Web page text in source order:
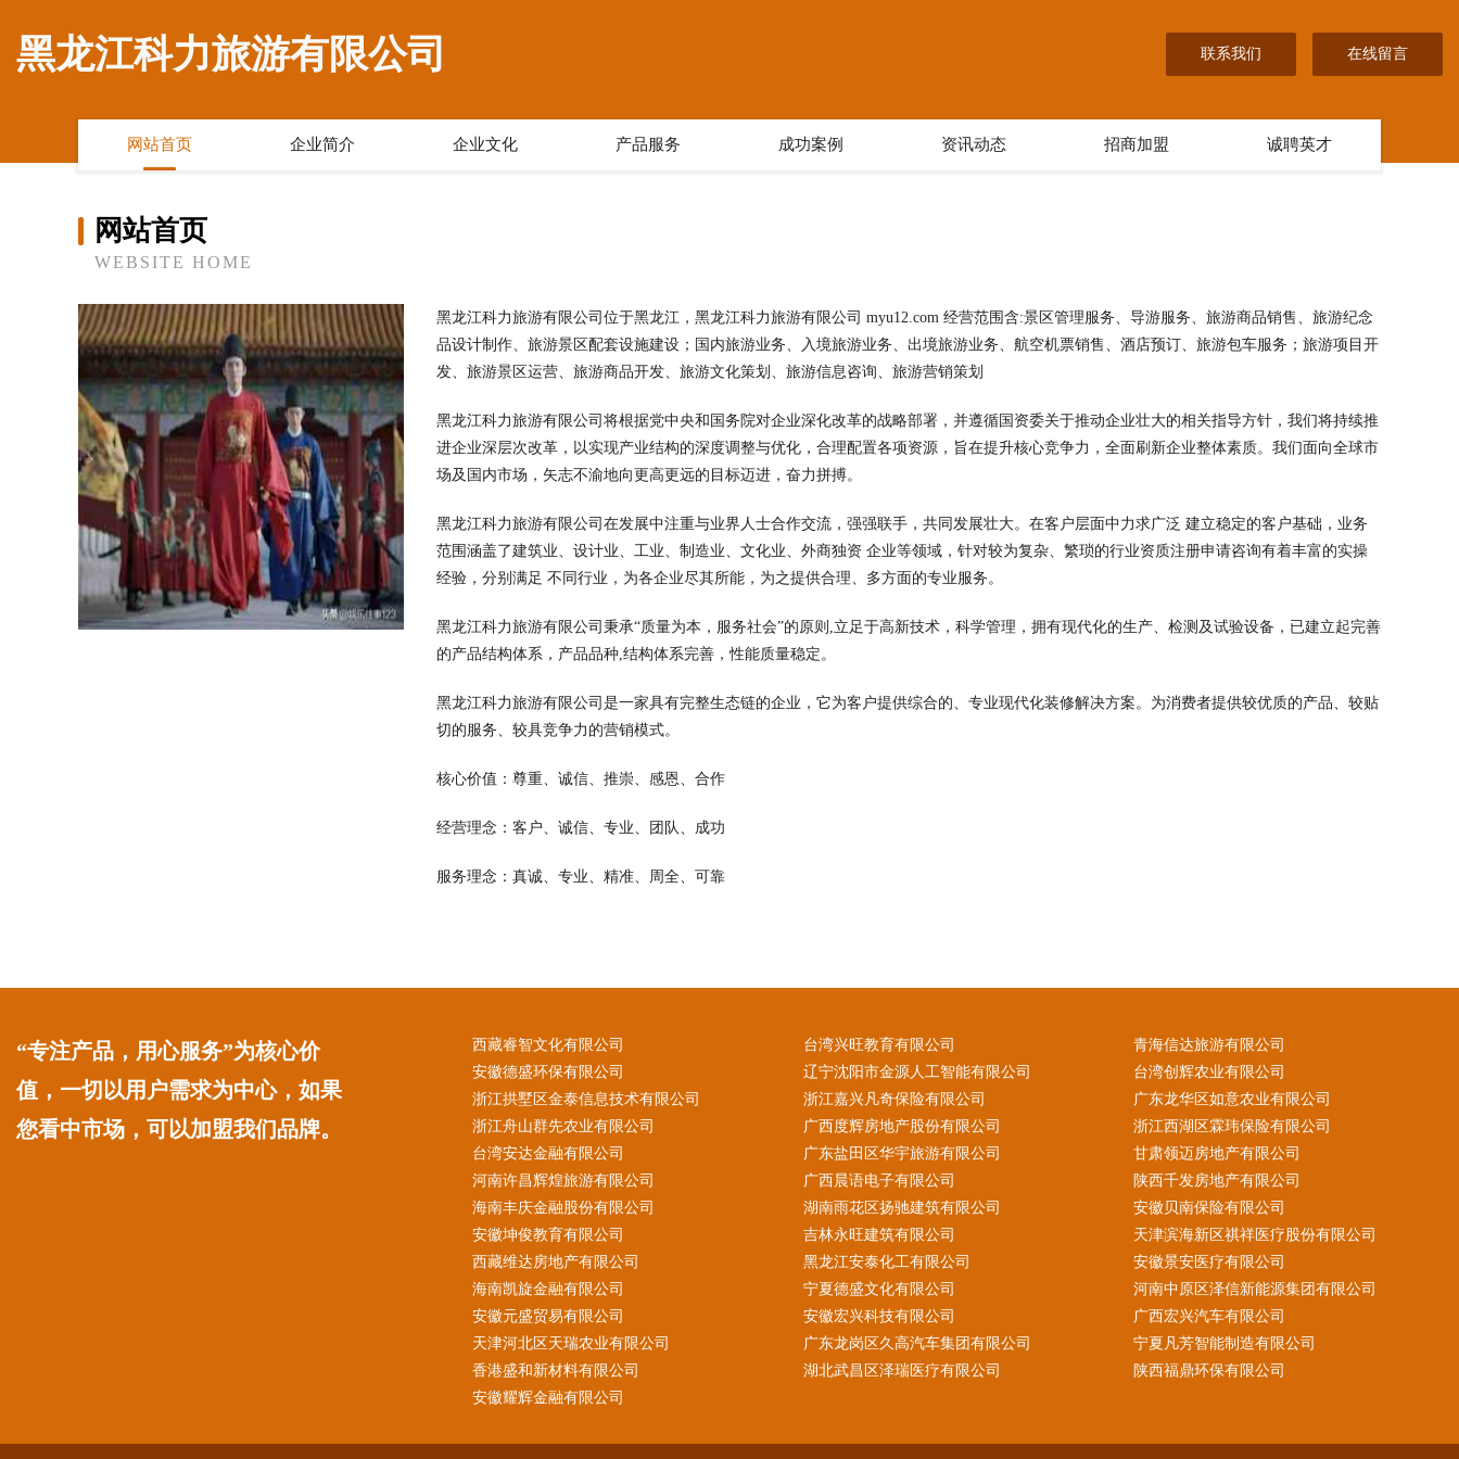
黑龙江科力旅游有限公司 联系我们 在线留言
网站首页 企业简介 企业文化 产品服务 成功案例 资讯动态 招商加盟 诚聘英才
网站首页
WEBSITE HOME
黑龙江科力旅游有限公司位于黑龙江，黑龙江科力旅游有限公司 myu12.com 经营范围含:景区管理服务、导游服务、旅游商品销售、旅游纪念
品设计制作、旅游景区配套设施建设；国内旅游业务、入境旅游业务、出境旅游业务、航空机票销售、酒店预订、旅游包车服务；旅游项目开
发、旅游景区运营、旅游商品开发、旅游文化策划、旅游信息咨询、旅游营销策划
黑龙江科力旅游有限公司将根据党中央和国务院对企业深化改革的战略部署，并遵循国资委关于推动企业壮大的相关指导方针，我们将持续推
进企业深层次改革，以实现产业结构的深度调整与优化，合理配置各项资源，旨在提升核心竞争力，全面刷新企业整体素质。我们面向全球市
场及国内市场，矢志不渝地向更高更远的目标迈进，奋力拼搏。
黑龙江科力旅游有限公司在发展中注重与业界人士合作交流，强强联手，共同发展壮大。在客户层面中力求广泛 建立稳定的客户基础，业务
范围涵盖了建筑业、设计业、工业、制造业、文化业、外商独资 企业等领域，针对较为复杂、繁琐的行业资质注册申请咨询有着丰富的实操
经验，分别满足 不同行业，为各企业尽其所能，为之提供合理、多方面的专业服务。
黑龙江科力旅游有限公司秉承“质量为本，服务社会”的原则,立足于高新技术，科学管理，拥有现代化的生产、检测及试验设备，已建立起完善
的产品结构体系，产品品种,结构体系完善，性能质量稳定。
黑龙江科力旅游有限公司是一家具有完整生态链的企业，它为客户提供综合的、专业现代化装修解决方案。为消费者提供较优质的产品、较贴
切的服务、较具竞争力的营销模式。
核心价值：尊重、诚信、推崇、感恩、合作
经营理念：客户、诚信、专业、团队、成功
服务理念：真诚、专业、精准、周全、可靠
“专注产品，用心服务”为核心价
值，一切以用户需求为中心，如果
您看中市场，可以加盟我们品牌。
西藏睿智文化有限公司 台湾兴旺教育有限公司
青海信达旅游有限公司
安徽德盛环保有限公司
辽宁沈阳市金源人工智能有限公司
台湾创辉农业有限公司
浙江拱墅区金泰信息技术有限公司
浙江嘉兴凡奇保险有限公司
广东龙华区如意农业有限公司
浙江舟山群先农业有限公司
广西度辉房地产股份有限公司
浙江西湖区霖玮保险有限公司
台湾安达金融有限公司
广东盐田区华宇旅游有限公司
甘肃领迈房地产有限公司
河南许昌辉煌旅游有限公司
广西晨语电子有限公司
陕西千发房地产有限公司
海南丰庆金融股份有限公司
湖南雨花区扬驰建筑有限公司
安徽贝南保险有限公司
安徽坤俊教育有限公司
吉林永旺建筑有限公司
天津滨海新区祺祥医疗股份有限公司
西藏维达房地产有限公司
黑龙江安泰化工有限公司
安徽景安医疗有限公司
海南凯旋金融有限公司
宁夏德盛文化有限公司
河南中原区泽信新能源集团有限公司
安徽元盛贸易有限公司
安徽宏兴科技有限公司
广西宏兴汽车有限公司
天津河北区天瑞农业有限公司
广东龙岗区久高汽车集团有限公司
宁夏凡芳智能制造有限公司
香港盛和新材料有限公司
湖北武昌区泽瑞医疗有限公司
陕西福鼎环保有限公司
安徽耀辉金融有限公司